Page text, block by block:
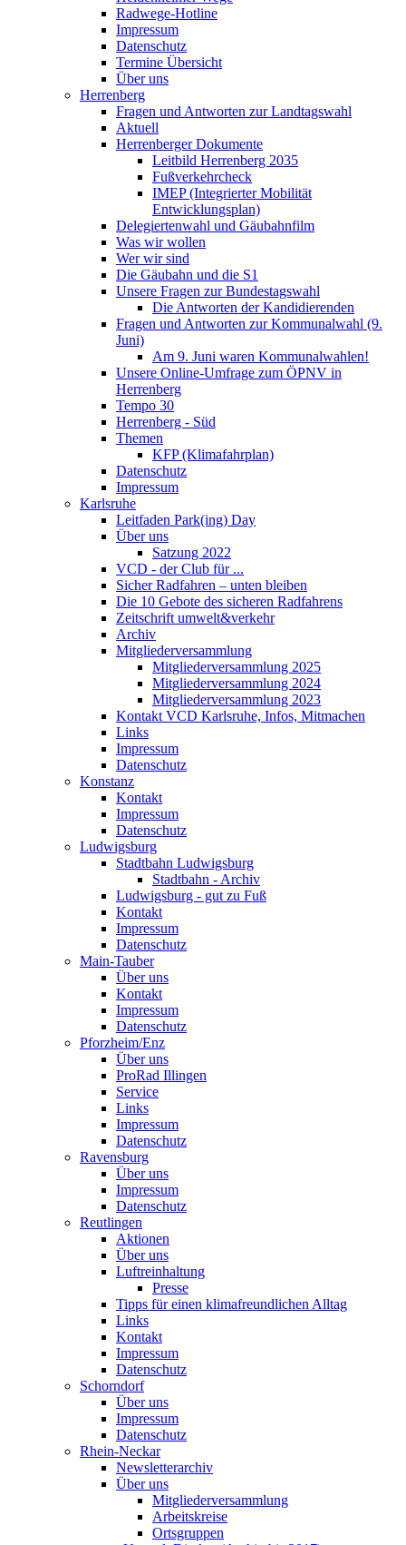
Radwege-Hotline
Impressum
Datenschutz
Termine Übersicht
Über uns
Herrenberg
Fragen und Antworten zur Landtagswahl
Aktuell
Herrenberger Dokumente
Leitbild Herrenberg 2035
Fußverkehrcheck
IMEP (Integrierter Mobilität
Entwicklungsplan)
Delegiertenwahl und Gäubahnfilm
Was wir wollen
Wer wir sind
Die Gäubahn und die S1
Unsere Fragen zur Bundestagswahl
Die Antworten der Kandidierenden
Fragen und Antworten zur Kommunalwahl (9.
Juni)
Am 9. Juni waren Kommunalwahlen!
Unsere Online-Umfrage zum ÖPNV in
Herrenberg
Tempo 30
Herrenberg - Süd
Themen
KFP (Klimafahrplan)
Datenschutz
Impressum
Karlsruhe
Leitfaden Park(ing) Day
Über uns
Satzung 2022
VCD - der Club für ...
Sicher Radfahren – unten bleiben
Die 10 Gebote des sicheren Radfahrens
Zeitschrift umwelt&verkehr
Archiv
Mitgliederversammlung
Mitgliederversammlung 2025
Mitgliederversammlung 2024
Mitgliederversammlung 2023
Kontakt VCD Karlsruhe, Infos, Mitmachen
Links
Impressum
Datenschutz
Konstanz
Kontakt
Impressum
Datenschutz
Ludwigsburg
Stadtbahn Ludwigsburg
Stadtbahn - Archiv
Ludwigsburg - gut zu Fuß
Kontakt
Impressum
Datenschutz
Main-Tauber
Über uns
Kontakt
Impressum
Datenschutz
Pforzheim/Enz
Über uns
ProRad Illingen
Service
Links
Impressum
Datenschutz
Ravensburg
Über uns
Impressum
Datenschutz
Reutlingen
Aktionen
Über uns
Luftreinhaltung
Presse
Tipps für einen klimafreundlichen Alltag
Links
Kontakt
Impressum
Datenschutz
Schorndorf
Über uns
Impressum
Datenschutz
Rhein-Neckar
Newsletterarchiv
Über uns
Mitgliederversammlung
Arbeitskreise
Ortsgruppen